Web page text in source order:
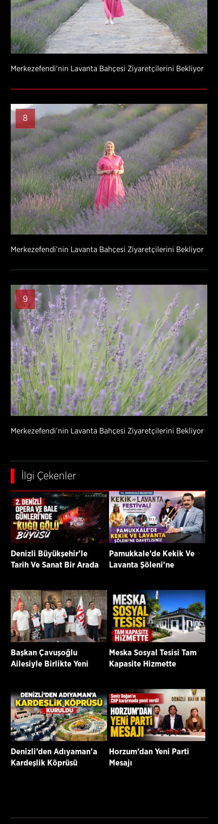
Merkezefendi’nin Lavanta Bahçesi Ziyaretçilerini Bekliyor
8
Merkezefendi’nin Lavanta Bahçesi Ziyaretçilerini Bekliyor
9
Merkezefendi’nin Lavanta Bahçesi Ziyaretçilerini Bekliyor
İlgi Çekenler
Denizli Büyükşehir’le
Tarih Ve Sanat Bir Arada
Pamukkale’de Kekik Ve
Lavanta Şöleni’ne
Başkan Çavuşoğlu
Ailesiyle Birlikte Yeni
Meska Sosyal Tesisi Tam
Kapasite Hizmette
Denizli’den Adıyaman’a
Kardeşlik Köprüsü
Horzum’dan Yeni Parti
Mesajı